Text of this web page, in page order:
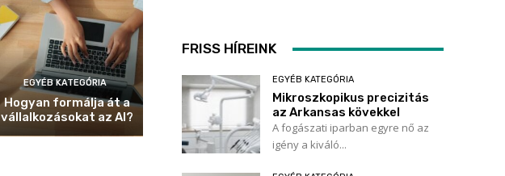
EGYÉB KATEGÓRIA
Hogyan formálja át a
vállalkozásokat az AI?
FRISS HÍREINK
EGYÉB KATEGÓRIA
Mikroszkopikus precizitás
az Arkansas kövekkel
A fogászati iparban egyre nő az
igény a kiváló...